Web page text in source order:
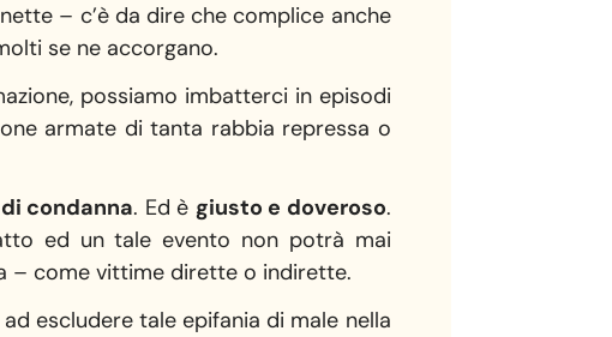
– c’è da dire che complice anche
se ne accorgano.
possiamo imbatterci in episodi
armate di tanta rabbia repressa o
condanna. Ed è giusto e doveroso.
ed un tale evento non potrà mai
– come vittime dirette o indirette.
escludere tale epifania di male nella